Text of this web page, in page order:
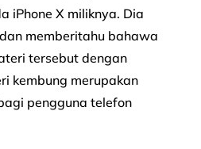
iPhone X miliknya. Dia
memberitahu bahawa
tersebut dengan
kembung merupakan
pengguna telefon